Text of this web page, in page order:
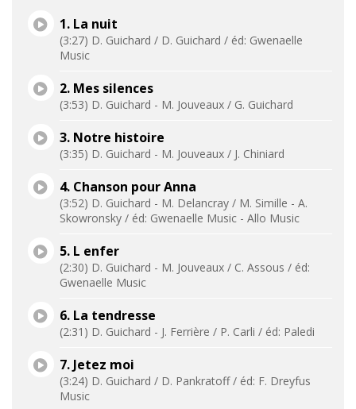
1. La nuit
(3:27) D. Guichard / D. Guichard / éd: Gwenaelle
Music
2. Mes silences
(3:53) D. Guichard - M. Jouveaux / G. Guichard
3. Notre histoire
(3:35) D. Guichard - M. Jouveaux / J. Chiniard
4. Chanson pour Anna
(3:52) D. Guichard - M. Delancray / M. Simille - A.
Skowronsky / éd: Gwenaelle Music - Allo Music
5. L enfer
(2:30) D. Guichard - M. Jouveaux / C. Assous / éd:
Gwenaelle Music
6. La tendresse
(2:31) D. Guichard - J. Ferrière / P. Carli / éd: Paledi
7. Jetez moi
(3:24) D. Guichard / D. Pankratoff / éd: F. Dreyfus
Music